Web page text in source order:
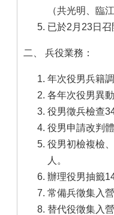
（共光明、臨
已於2月23日召
二、 兵役業務：
年次役男兵籍
各年次役男異動
役男徵兵檢查
役男申請改判體
役男初檢複檢
人。
辦理役男抽籤
常備兵徵集入營
替代役徵集入營